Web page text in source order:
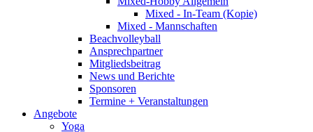
Mixed - In-Team (Kopie)
Mixed - Mannschaften
Beachvolleyball
Ansprechpartner
Mitgliedsbeitrag
News und Berichte
Sponsoren
Termine + Veranstaltungen
Angebote
Yoga